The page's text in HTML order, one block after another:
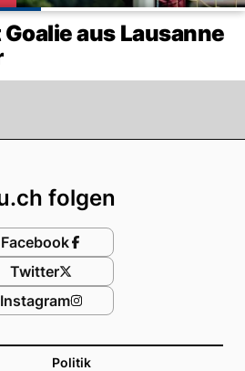
aus Lausanne
Politik
folgen
Facebook
Twitter
Instagram